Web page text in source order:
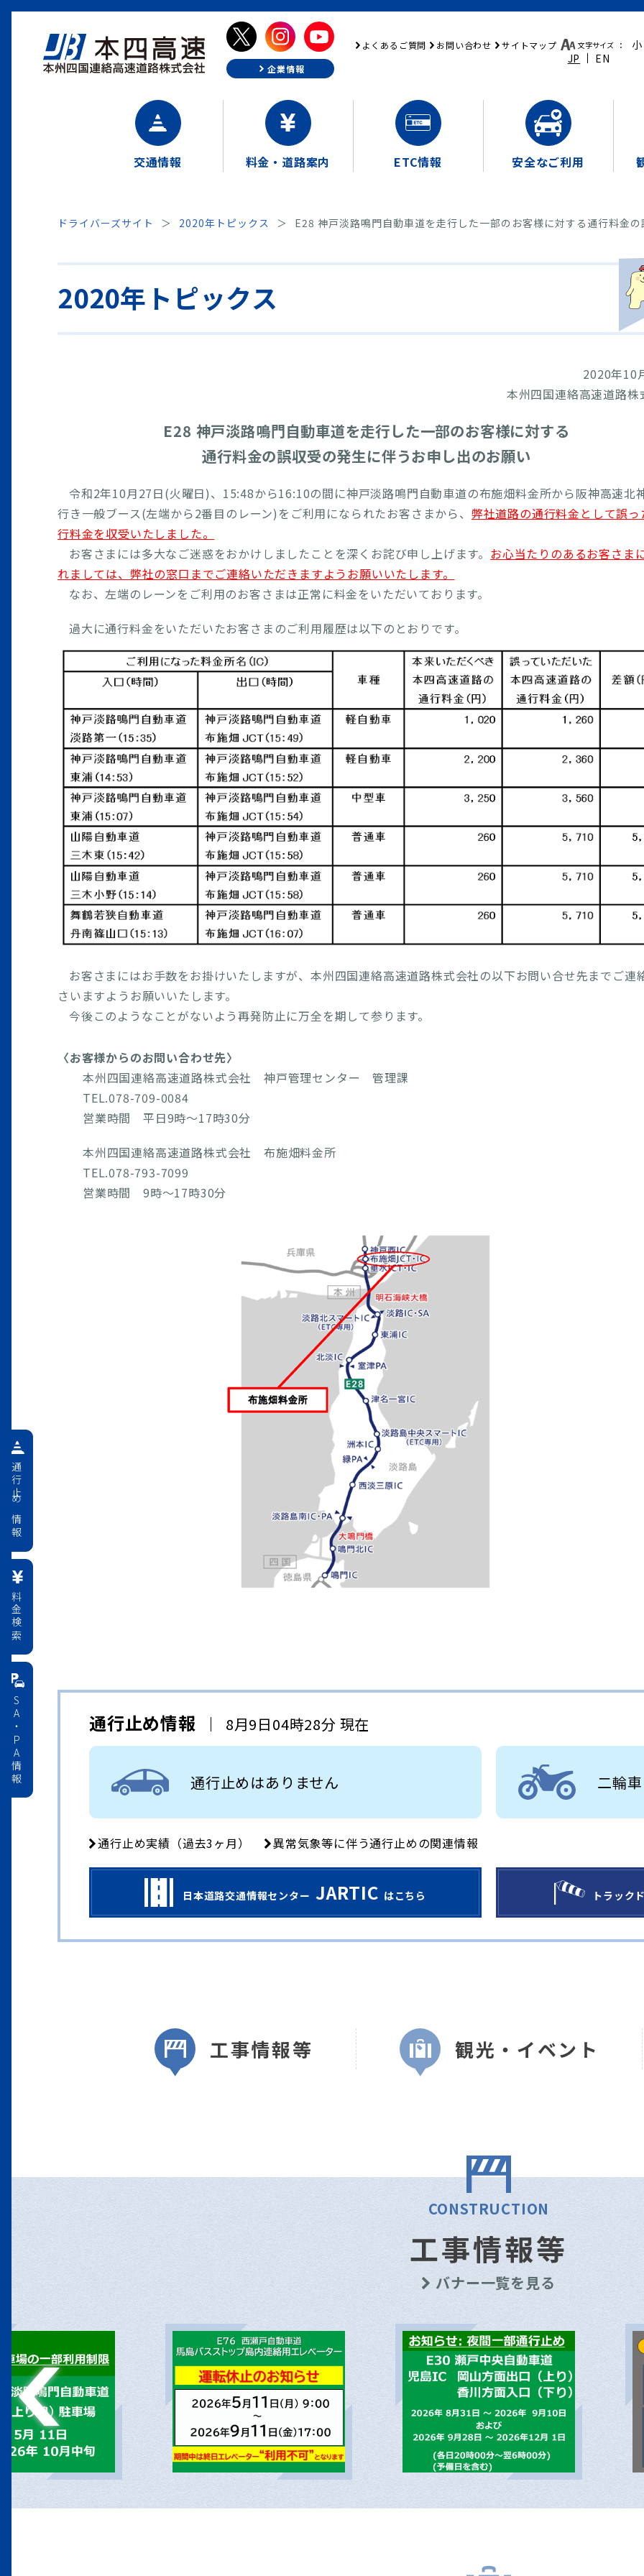
企業情報
よくあるご質問 お問い合わせ サイトマップ 文字サイズ ：
小
JP
EN
交通情報 料金・道路案内 ETC情報 安全なご利用
ドライバーズサイト 2020年トピックス E28 神戸淡路鳴門自動車道を走行した一部のお客様に対する通行料金
2020年トピックス
2020年10
本州四国連絡高速道路株
E28 神戸淡路鳴門自動車道を走行した一部のお客様に対する
通行料金の誤収受の発生に伴うお申し出のお願い
令和2年10月27日(火曜日)、15:48から16:10の間に神戸淡路鳴門自動車道の布施畑料金所から阪神高速北
行き一般ブース(左端から2番目のレーン)をご利用になられたお客さまから、 弊社道路の通行料金として誤っ
行料金を収受いたしました。
お客さまには多大なご迷惑をおかけしましたことを深くお詫び申し上げます。 お心当たりのあるお客さま
れましては、弊社の窓口までご連絡いただきますようお願いいたします。
なお、左端のレーンをご利用のお客さまは正常に料金をいただいております。
過大に通行料金をいただいたお客さまのご利用履歴は以下のとおりです。
お客さまにはお手数をお掛けいたしますが、本州四国連絡高速道路株式会社の以下お問い合せ先までご連
さいますようお願いいたします。
今後このようなことがないよう再発防止に万全を期して参ります。
〈お客様からのお問い合わせ先〉
本州四国連絡高速道路株式会社 神戸管理センター 管理課
TEL.078-709-0084
営業時間 平日9時～17時30分
本州四国連絡高速道路株式会社 布施畑料金所
TEL.078-793-7099
営業時間 9時～17時30分
通行止め情報 8月9日04時28分 現在
通行止めはありません 二輪
通行止め実績（過去3ヶ月） 異常気象等に伴う通行止めの関連情報
日本道路交通情報センター JARTIC はこちら トラック
工事情報等 観光・イベント
CONSTRUCTION
工事情報等
バナー一覧を見る
通行止め情報
料金検索
SA・PA情報